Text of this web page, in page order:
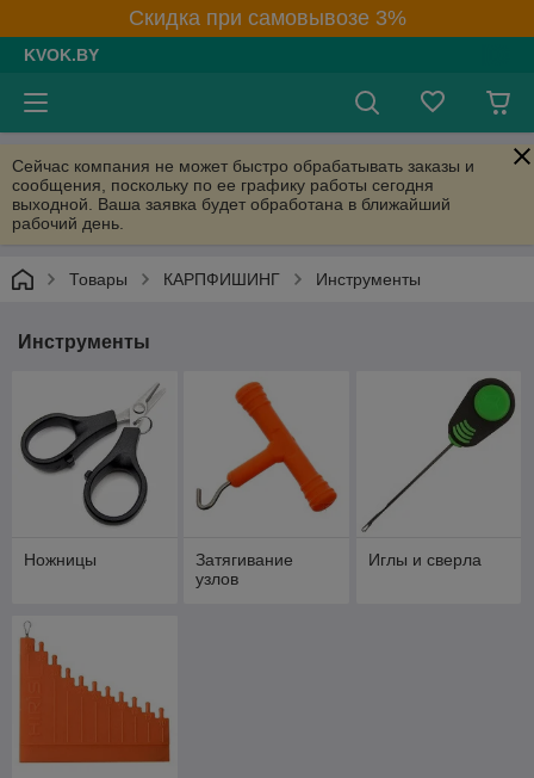
Скидка при самовывозе 3%
KVOK.BY
Сейчас компания не может быстро обрабатывать заказы и
сообщения, поскольку по ее графику работы сегодня
выходной. Ваша заявка будет обработана в ближайший
рабочий день.
Товары КАРПФИШИНГ Инструменты
Инструменты
Ножницы
Затягивание
узлов
Иглы и сверла